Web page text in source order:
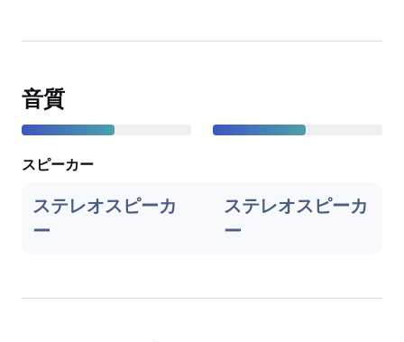
音質
スピーカー
ステレオスピーカ
ー
ステレオスピーカ
ー